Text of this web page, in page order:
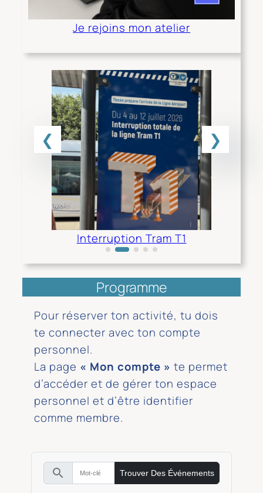
Je rejoins mon atelier
Interruption Tram T1
Programme
Pour réserver ton activité, tu dois
te connecter avec ton compte
personnel.
La page « Mon compte » te permet
d’accéder et de gérer ton espace
personnel et d’être identifier
comme membre.
search Trouver Des Événements